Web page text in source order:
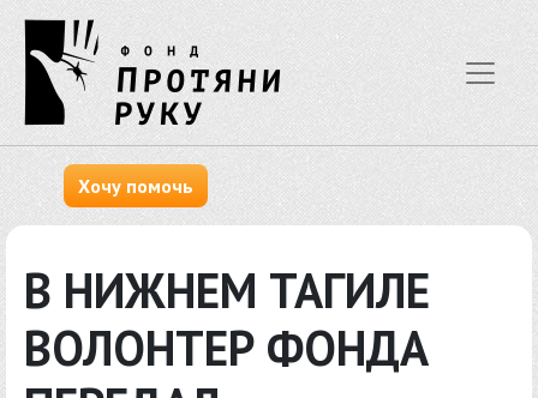
Хочу помочь
В НИЖНЕМ ТАГИЛЕ
ВОЛОНТЕР ФОНДА